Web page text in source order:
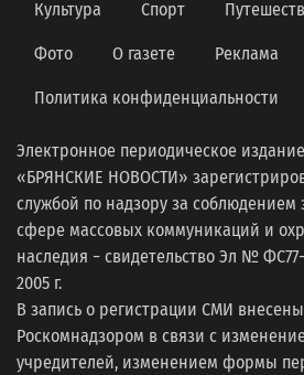
Культура Спорт
Фото О газете Реклама
Политика конфиденциальности
Электронное периодическое
«БРЯНСКИЕ НОВОСТИ»
службой по надзору за соблюдением
сфере массовых коммуникаций и
наследия − свидетельство Эл №
2005 г.
В запись о регистрации СМИ
Роскомнадзором в связи с
учредителей, изменением формы